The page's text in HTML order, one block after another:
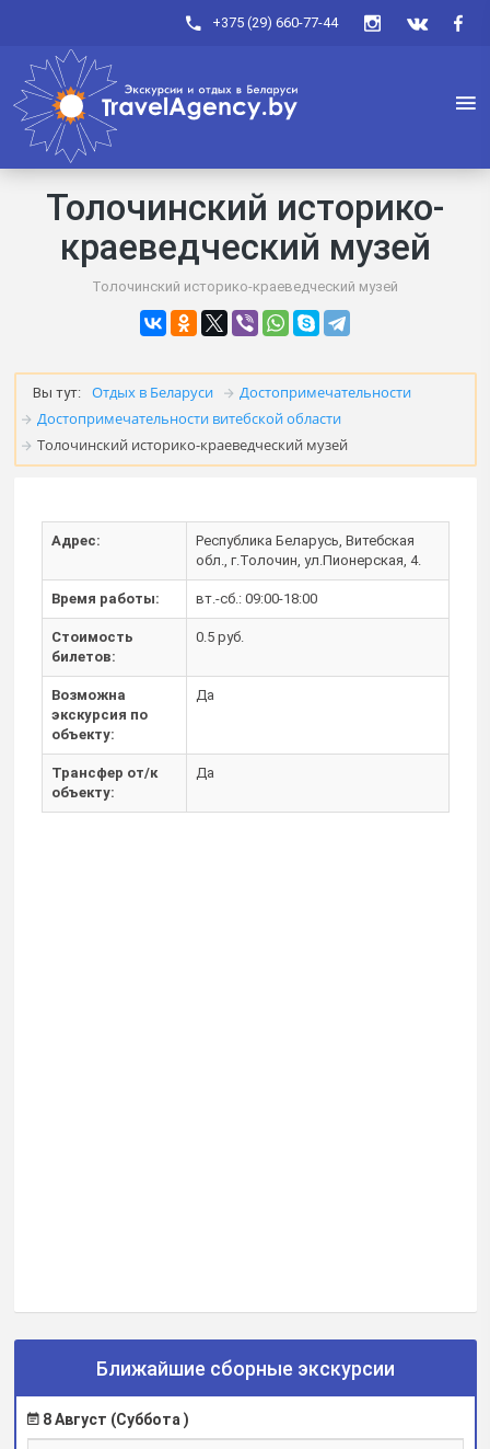
+375 (29) 660-77-44
Толочинский историко-
краеведческий музей
Толочинский историко-краеведческий музей
Вы тут: Отдых в Беларуси
Достопримечательности
Достопримечательности витебской области
Толочинский историко-краеведческий музей
Адрес:
Республика Беларусь, Витебская
обл., г.Толочин, ул.Пионерская, 4.
Время работы: вт.-сб.: 09:00-18:00
Стоимость
билетов:
0.5 руб.
Возможна
экскурсия по
объекту:
Да
Трансфер от/к
объекту:
Да
Ближайшие сборные экскурсии
8 Август (Суббота )